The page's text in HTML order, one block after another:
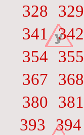
328
329
341
342
354
355
367
368
380
381
393 394